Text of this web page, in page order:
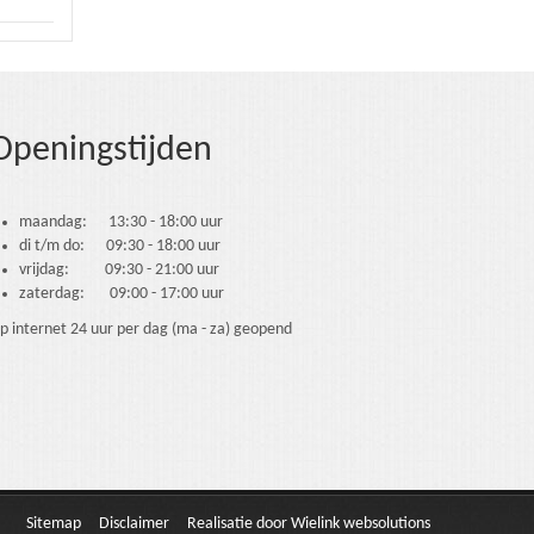
maandag: 13:30 - 18:00 uur
di t/m do: 09:30 - 18:00 uur
vrijdag: 09:30 - 21:00 uur
zaterdag: 09:00 - 17:00 uur
internet 24 uur per dag (ma - za) geopend
Sitemap Disclaimer Realisatie door Wielink websolutions